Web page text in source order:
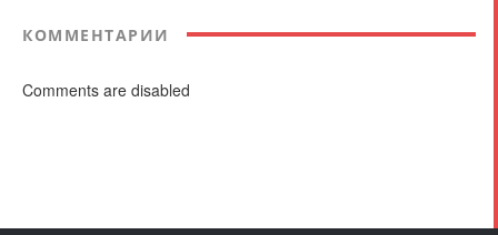
КОММЕНТАРИИ
Comments are disabled